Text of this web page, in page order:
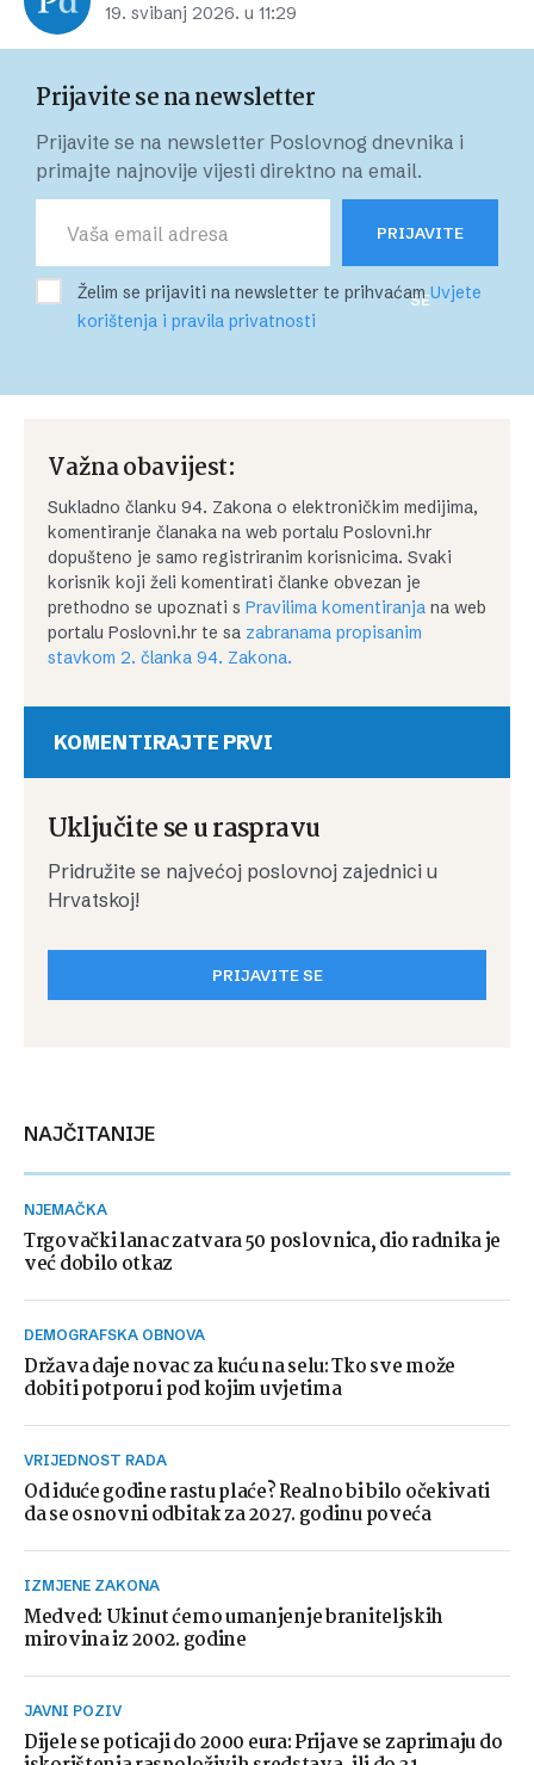
19. svibanj 2026. u 11:29
Prijavite se na newsletter
Prijavite se na newsletter Poslovnog dnevnika i
primajte najnovije vijesti direktno na email.
PRIJAVITE
SE
Želim se prijaviti na newsletter te prihvaćamUvjete
korištenja i pravila privatnosti
Važna obavijest:
Sukladno članku 94. Zakona o elektroničkim medijima,
komentiranje članaka na web portalu Poslovni.hr
dopušteno je samo registriranim korisnicima. Svaki
korisnik koji želi komentirati članke obvezan je
prethodno se upoznati s Pravilima komentiranja na web
portalu Poslovni.hr te sa zabranama propisanim
stavkom 2. članka 94. Zakona.
KOMENTIRAJTE PRVI
Uključite se u raspravu
Pridružite se najvećoj poslovnoj zajednici u
Hrvatskoj!
PRIJAVITE SE
NAJČITANIJE
NJEMAČKA
Trgovački lanac zatvara 50 poslovnica, dio radnika je
već dobilo otkaz
DEMOGRAFSKA OBNOVA
Država daje novac za kuću na selu: Tko sve može
dobiti potporu i pod kojim uvjetima
VRIJEDNOST RADA
Od iduće godine rastu plaće? Realno bi bilo očekivati
da se osnovni odbitak za 2027. godinu poveća
IZMJENE ZAKONA
Medved: Ukinut ćemo umanjenje braniteljskih
mirovina iz 2002. godine
JAVNI POZIV
Dijele se poticaji do 2000 eura: Prijave se zaprimaju do